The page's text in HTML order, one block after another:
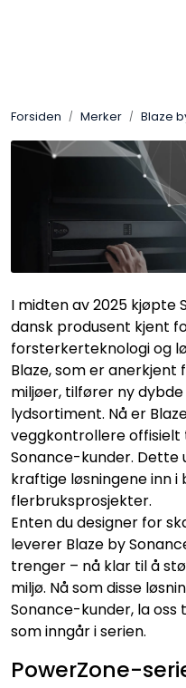
Forsiden Merker Blaze
I midten av 2025 kjøpte
dansk produsent kjent
forsterkerteknologi og
Blaze, som er
miljøer, tilfører ny
lydsortiment. Nå er
veggkontrollere offisielt
Sonance-kunder. Dette
kraftige løsningene inn
flerbruksprosjekter.
Enten du designer for
leverer Blaze by
trenger – nå klar til å
miljø. Nå som disse
Sonance-kunder, la
som inngår i serien.
PowerZone-
SONOS
Stereo
Høyttalere
Kabler
Nettverk
Tilbehør
Merker